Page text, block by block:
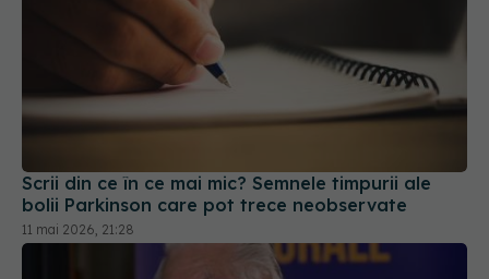
Scrii din ce în ce mai mic? Semnele timpurii ale
bolii Parkinson care pot trece neobservate